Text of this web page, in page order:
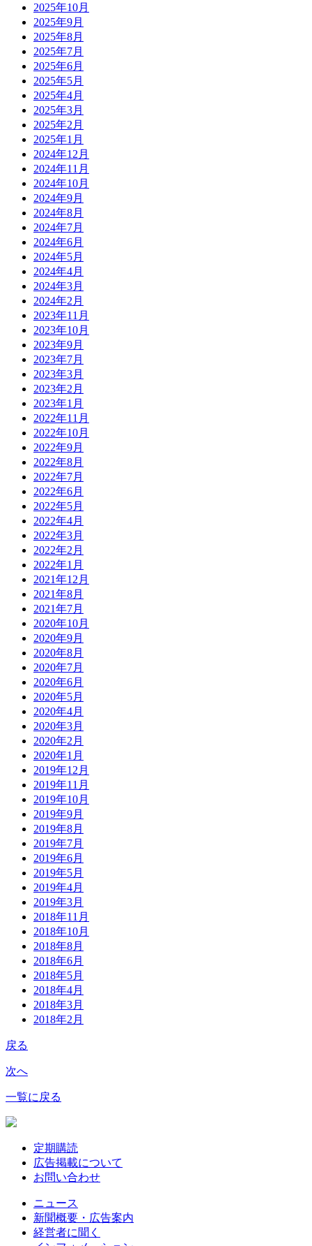
2025年10月
2025年9月
2025年8月
2025年7月
2025年6月
2025年5月
2025年4月
2025年3月
2025年2月
2025年1月
2024年12月
2024年11月
2024年10月
2024年9月
2024年8月
2024年7月
2024年6月
2024年5月
2024年4月
2024年3月
2024年2月
2023年11月
2023年10月
2023年9月
2023年7月
2023年3月
2023年2月
2023年1月
2022年11月
2022年10月
2022年9月
2022年8月
2022年7月
2022年6月
2022年5月
2022年4月
2022年3月
2022年2月
2022年1月
2021年12月
2021年8月
2021年7月
2020年10月
2020年9月
2020年8月
2020年7月
2020年6月
2020年5月
2020年4月
2020年3月
2020年2月
2020年1月
2019年12月
2019年11月
2019年10月
2019年9月
2019年8月
2019年7月
2019年6月
2019年5月
2019年4月
2019年3月
2018年11月
2018年10月
2018年8月
2018年6月
2018年5月
2018年4月
2018年3月
2018年2月
戻る
次へ
一覧に戻る
定期購読
広告掲載について
お問い合わせ
ニュース
新聞概要・広告案内
経営者に聞く